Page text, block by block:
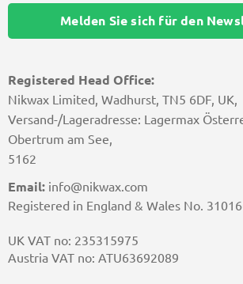
Registered Head Office:
Nikwax Limited, Wadhurst, TN5 6DF, UK,
Versand-/Lageradresse: Lagermax
Obertrum am See,
5162
Email: info@nikwax.com
Registered in England & Wales No.
UK VAT no: 235315975
Austria VAT no: ATU63692089
Melden Sie sich für den